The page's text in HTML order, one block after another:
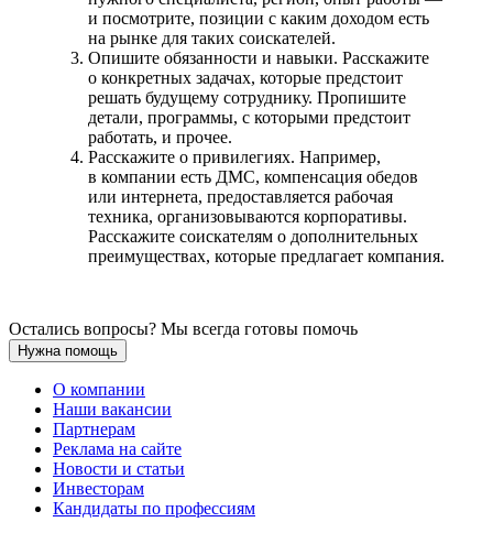
и посмотрите, позиции с каким доходом есть
на рынке для таких соискателей.
Опишите обязанности и навыки. Расскажите
о конкретных задачах, которые предстоит
решать будущему сотруднику. Пропишите
детали, программы, с которыми предстоит
работать, и прочее.
Расскажите о привилегиях. Например,
в компании есть ДМС, компенсация обедов
или интернета, предоставляется рабочая
техника, организовываются корпоративы.
Расскажите соискателям о дополнительных
преимуществах, которые предлагает компания.
Остались вопросы? Мы всегда готовы помочь
Нужна помощь
О компании
Наши вакансии
Партнерам
Реклама на сайте
Новости и статьи
Инвесторам
Кандидаты по профессиям